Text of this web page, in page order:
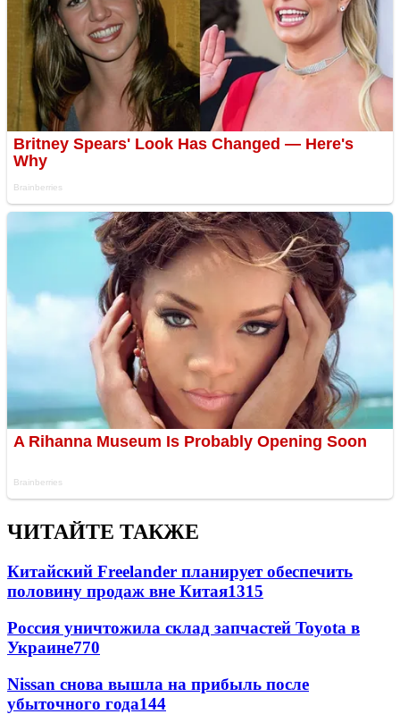
ЧИТАЙТЕ ТАКЖЕ
Китайский Freelander планирует обеспечить
половину продаж вне Китая1315
Россия уничтожила склад запчастей Toyota в
Украине770
Nissan снова вышла на прибыль после
убыточного года144